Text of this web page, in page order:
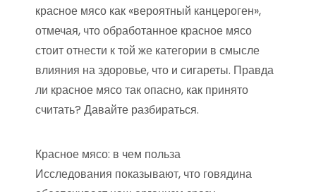
красное мясо как «вероятный канцероген»,
отмечая, что обработанное красное мясо
стоит отнести к той же категории в смысле
влияния на здоровье, что и сигареты. Правда
ли красное мясо так опасно, как принято
считать? Давайте разбираться.
Красное мясо: в чем польза
Исследования показывают, что говядина